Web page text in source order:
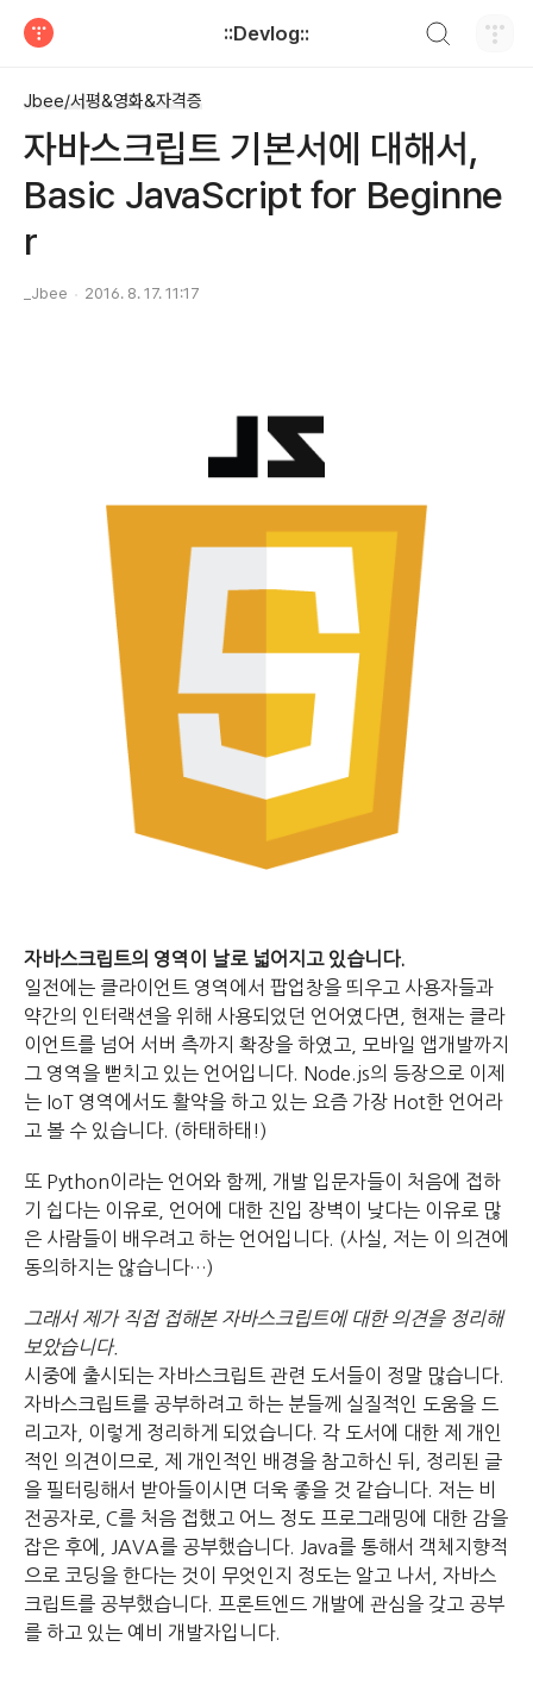
::Devlog::
Jbee/서평&영화&자격증
자바스크립트 기본서에 대해서,
Basic JavaScript for Beginne
r
_Jbee 2016. 8. 17. 11:17
자바스크립트의 영역이 날로 넓어지고 있습니다.
일전에는 클라이언트 영역에서 팝업창을 띄우고 사용자들과
약간의 인터랙션을 위해 사용되었던 언어였다면, 현재는 클라
이언트를 넘어 서버 측까지 확장을 하였고, 모바일 앱개발까지
그 영역을 뻗치고 있는 언어입니다. Node.js의 등장으로 이제
는 IoT 영역에서도 활약을 하고 있는 요즘 가장 Hot한 언어라
고 볼 수 있습니다. (하태하태!)
또 Python이라는 언어와 함께, 개발 입문자들이 처음에 접하
기 쉽다는 이유로, 언어에 대한 진입 장벽이 낮다는 이유로 많
은 사람들이 배우려고 하는 언어입니다. (사실, 저는 이 의견에
동의하지는 않습니다…)
그래서 제가 직접 접해본 자바스크립트에 대한 의견을 정리해
보았습니다.
시중에 출시되는 자바스크립트 관련 도서들이 정말 많습니다.
자바스크립트를 공부하려고 하는 분들께 실질적인 도움을 드
리고자, 이렇게 정리하게 되었습니다. 각 도서에 대한 제 개인
적인 의견이므로, 제 개인적인 배경을 참고하신 뒤, 정리된 글
을 필터링해서 받아들이시면 더욱 좋을 것 같습니다. 저는 비
전공자로, C를 처음 접했고 어느 정도 프로그래밍에 대한 감을
잡은 후에, JAVA를 공부했습니다. Java를 통해서 객체지향적
으로 코딩을 한다는 것이 무엇인지 정도는 알고 나서, 자바스
크립트를 공부했습니다. 프론트엔드 개발에 관심을 갖고 공부
를 하고 있는 예비 개발자입니다.